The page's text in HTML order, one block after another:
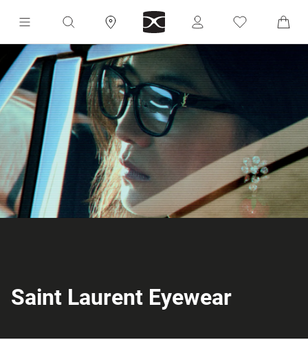
Saint Laurent Eyewear